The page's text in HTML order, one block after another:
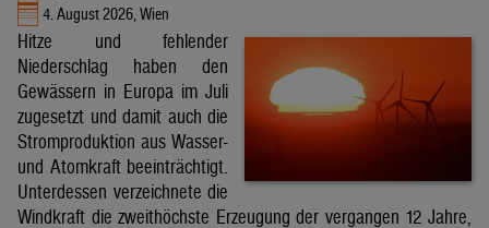
4. August 2026, Wien
Hitze und fehlender
Niederschlag haben den
Gewässern in Europa im Juli
zugesetzt und damit auch die
Stromproduktion aus Wasser-
und Atomkraft beeinträchtigt.
Unterdessen verzeichnete die
Windkraft die zweithöchste Erzeugung der vergangen 12 Jahre,